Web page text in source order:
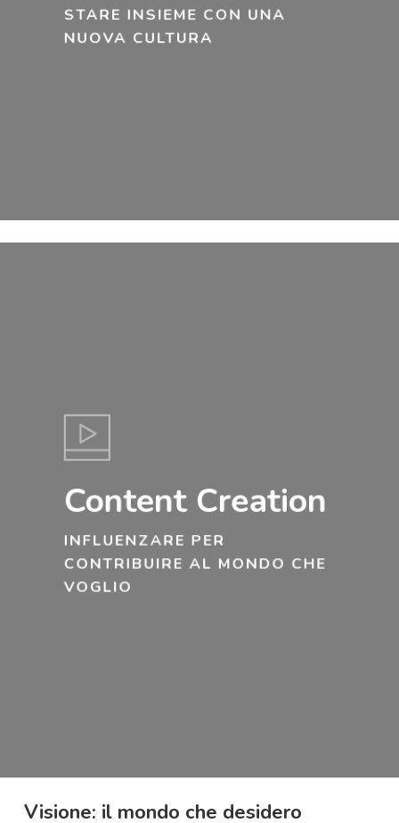
STARE INSIEME CON UNA
NUOVA CULTURA
Content Creation
INFLUENZARE PER
CONTRIBUIRE AL MONDO CHE
VOGLIO
Visione: il mondo che desidero